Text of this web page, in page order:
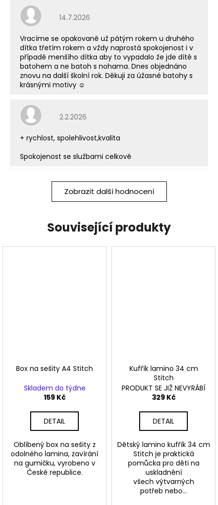
Hodnocení obchodu je 5 z 5 hvězdiček.
14.7.2026
Vracíme se opakovaně už pátým rokem u druhého
dítka třetím rokem a vždy naprostá spokojenost i v
případě menšího dítka aby to vypadalo že jde dítě s
batohem a ne batoh s nohama. Dnes objednáno
znovu na další školní rok. Děkuji za úžasné batohy s
krásnými motivy ☺️
Hodnocení obchodu je 5 z 5 hvězdiček.
2.2.2026
+ rychlost, spolehlivost,kvalita
Spokojenost se službami celkově
Zobrazit další hodnocení
Související produkty
Box na sešity A4 Stitch
Skladem do týdne
159 Kč
DETAIL
Oblíbený box na sešity z
odolného lamina, zavírání
na gumičku, vyrobeno v
České republice.
Kufřík lamino 34 cm
Stitch
PRODUKT SE JIŽ NEVYRÁBÍ
329 Kč
DETAIL
Dětský lamino kufřík 34 cm
Stitch je praktická
pomůcka pro děti na
uskladnění
všech výtvarných
potřeb nebo...